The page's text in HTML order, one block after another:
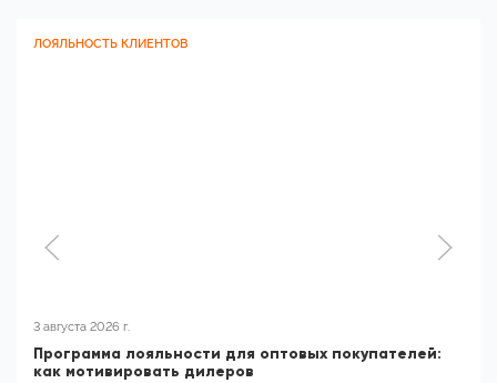
ЛОЯЛЬНОСТЬ КЛИЕНТОВ
3 августа 2026 г.
Программа лояльности для оптовых покупателей:
как мотивировать дилеров